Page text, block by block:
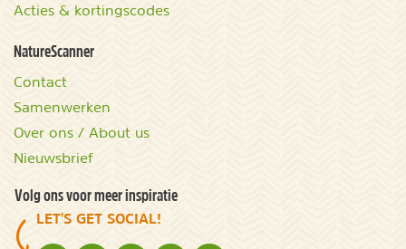
Acties & kortingscodes
NatureScanner
Contact
Samenwerken
Over ons / About us
Nieuwsbrief
Volg ons voor meer inspiratie
LET'S GET SOCIAL!